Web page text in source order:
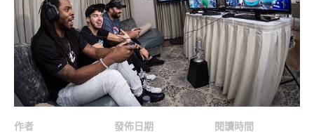
作者
發佈日期
閱讀時間